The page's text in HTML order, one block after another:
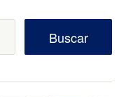
Buscar